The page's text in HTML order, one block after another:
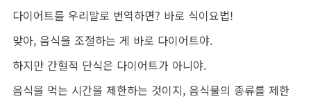
다이어트를 우리말로 번역하면? 바로 식이요법!
맞아, 음식을 조절하는 게 바로 다이어트야.
하지만 간헐적 단식은 다이어트가 아니야.
음식을 먹는 시간을 제한하는 것이지, 음식물의 종류를 제한